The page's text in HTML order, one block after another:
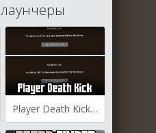
Player Death Kick для Майнкрафт [1.21.5, 1.21.4, 1.21.3]